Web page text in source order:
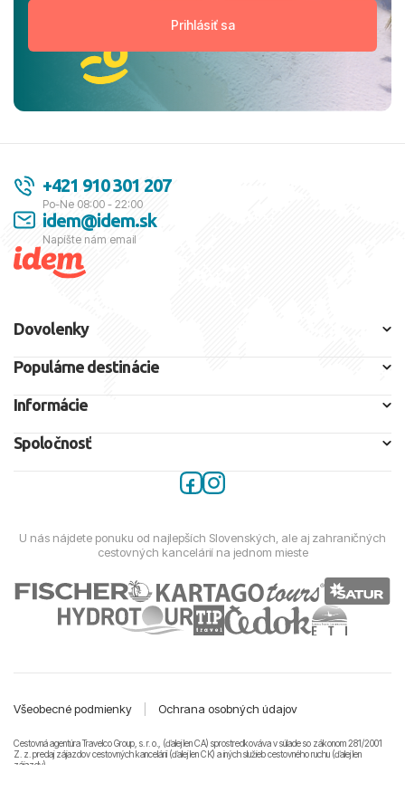
+421 910 301 207
Po-Ne 08:00 - 22:00
idem@idem.sk
Napíšte nám email
Dovolenky
Populárne destinácie
Informácie
Spoločnosť
U nás nájdete ponuku od najlepších Slovenských, ale aj zahraničných
cestovných kancelárií na jednom mieste
Všeobecné podmienky Ochrana osobných údajov
Cestovná agentúra Travelco Group, s. r. o., (ďalej len CA) sprostredkováva v súlade so zákonom 281/2001
Z. z. predaj zájazdov cestovných kancelárii (ďalej len CK) a iných služieb cestovného ruchu (ďalej len
zájazdy).